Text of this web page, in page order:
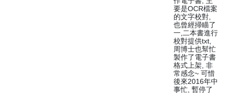
要是OCR檔案
的文字校對,
也曾經掃瞄了
一,二本書進行
校對提供txt,
周博士也幫忙
製作了電子書
格式上架, 非
常感念~ 可惜
後來2016年中
事忙, 暫停了